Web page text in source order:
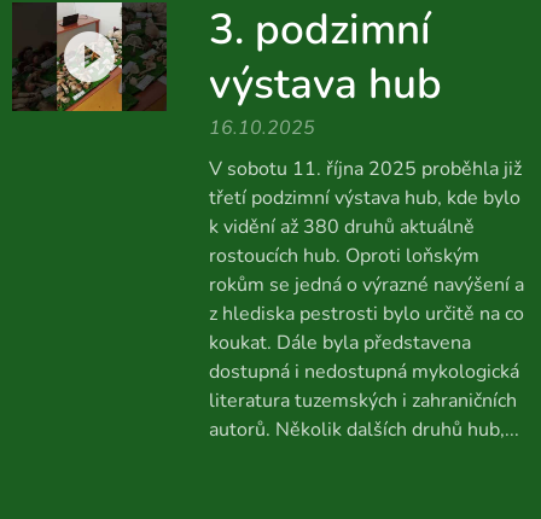
3. podzimní
výstava hub
16.10.2025
V sobotu 11. října 2025 proběhla již
třetí podzimní výstava hub, kde bylo
k vidění až 380 druhů aktuálně
rostoucích hub. Oproti loňským
rokům se jedná o výrazné navýšení a
z hlediska pestrosti bylo určitě na co
koukat. Dále byla představena
dostupná i nedostupná mykologická
literatura tuzemských i zahraničních
autorů. Několik dalších druhů hub,...